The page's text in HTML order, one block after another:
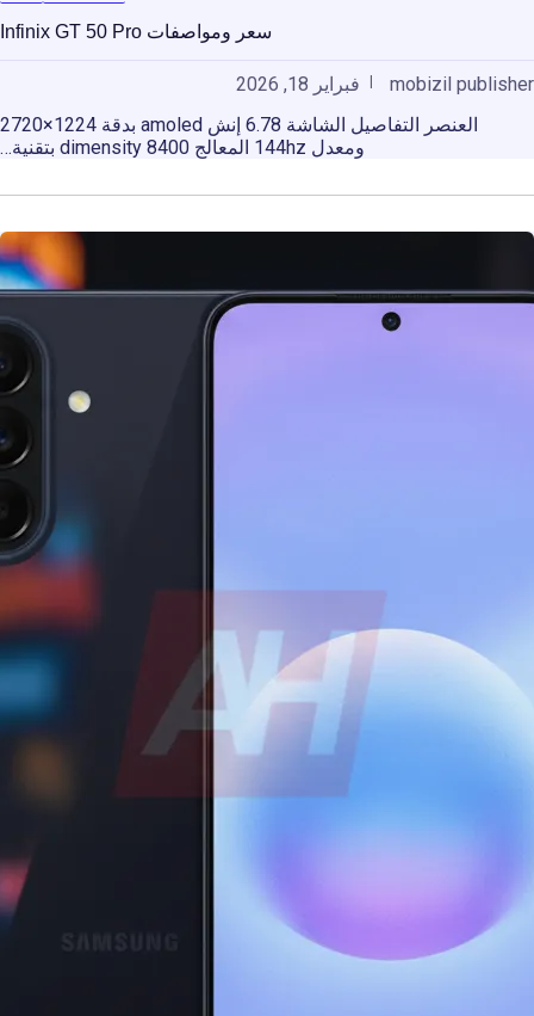
سعر ومواصفات Infinix GT 50 Pro
mobizil publisher
فبراير 18, 2026
العنصر التفاصيل الشاشة 6.78 إنش amoled بدقة 1224×2720
ومعدل 144hz المعالج dimensity 8400 بتقنية…